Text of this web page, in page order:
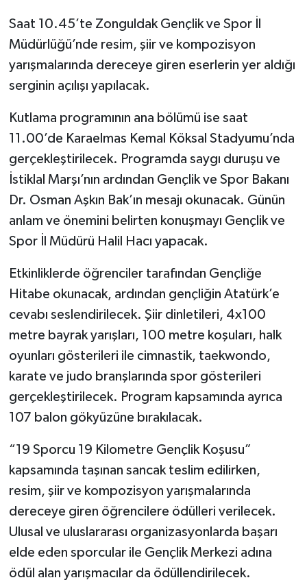
Saat 10.45’te Zonguldak Gençlik ve Spor İl
Müdürlüğü’nde resim, şiir ve kompozisyon
yarışmalarında dereceye giren eserlerin yer aldığı
serginin açılışı yapılacak.
Kutlama programının ana bölümü ise saat
11.00’de Karaelmas Kemal Köksal Stadyumu’nda
gerçekleştirilecek. Programda saygı duruşu ve
İstiklal Marşı’nın ardından Gençlik ve Spor Bakanı
Dr. Osman Aşkın Bak’ın mesajı okunacak. Günün
anlam ve önemini belirten konuşmayı Gençlik ve
Spor İl Müdürü Halil Hacı yapacak.
Etkinliklerde öğrenciler tarafından Gençliğe
Hitabe okunacak, ardından gençliğin Atatürk’e
cevabı seslendirilecek. Şiir dinletileri, 4x100
metre bayrak yarışları, 100 metre koşuları, halk
oyunları gösterileri ile cimnastik, taekwondo,
karate ve judo branşlarında spor gösterileri
gerçekleştirilecek. Program kapsamında ayrıca
107 balon gökyüzüne bırakılacak.
“19 Sporcu 19 Kilometre Gençlik Koşusu”
kapsamında taşınan sancak teslim edilirken,
resim, şiir ve kompozisyon yarışmalarında
dereceye giren öğrencilere ödülleri verilecek.
Ulusal ve uluslararası organizasyonlarda başarı
elde eden sporcular ile Gençlik Merkezi adına
ödül alan yarışmacılar da ödüllendirilecek.
SİYASET
Yaşam